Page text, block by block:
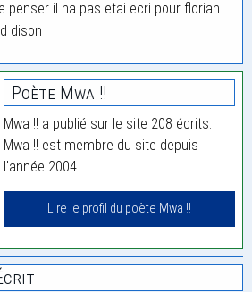
penser il na pas etai ecri pour florian. . .
dison
Poète Mwa !!
Mwa !! a publié sur le site 208 écrits.
Mwa !! est membre du site depuis
l'année 2004.
Lire le profil du poète Mwa !!